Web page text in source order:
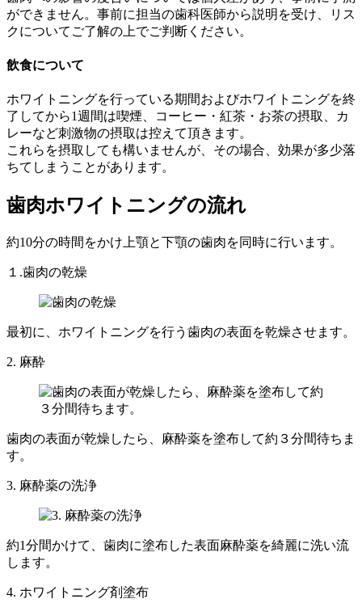
ができません。事前に担当の歯科医師から説明を受け、リス
クについてご了解の上でご判断ください。
飲食について
ホワイトニングを行っている期間およびホワイトニングを終
了してから1週間は喫煙、コーヒー・紅茶・お茶の摂取、カ
レーなど刺激物の摂取は控えて頂きます。
これらを摂取しても構いませんが、その場合、効果が多少落
ちてしまうことがあります。
歯肉ホワイトニングの流れ
約10分の時間をかけ上顎と下顎の歯肉を同時に行います。
１.歯肉の乾燥
最初に、ホワイトニングを行う歯肉の表面を乾燥させます。
2. 麻酔
歯肉の表面が乾燥したら、麻酔薬を塗布して約３分間待ちま
す。
3. 麻酔薬の洗浄
約1分間かけて、歯肉に塗布した表面麻酔薬を綺麗に洗い流
します。
4. ホワイトニング剤塗布